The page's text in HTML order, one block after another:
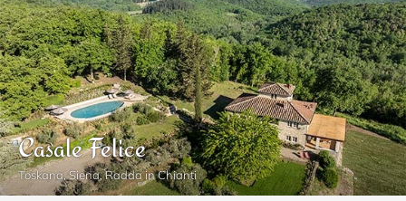
Casale Felice
Toskana, Siena, Radda in Chianti